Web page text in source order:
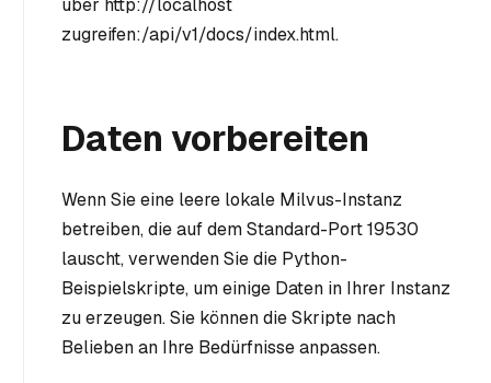
über http://localhost
zugreifen:/api/v1/docs/index.html.
Daten vorbereiten
Wenn Sie eine leere lokale Milvus-Instanz
betreiben, die auf dem Standard-Port 19530
lauscht, verwenden Sie die Python-
Beispielskripte, um einige Daten in Ihrer Instanz
zu erzeugen. Sie können die Skripte nach
Belieben an Ihre Bedürfnisse anpassen.